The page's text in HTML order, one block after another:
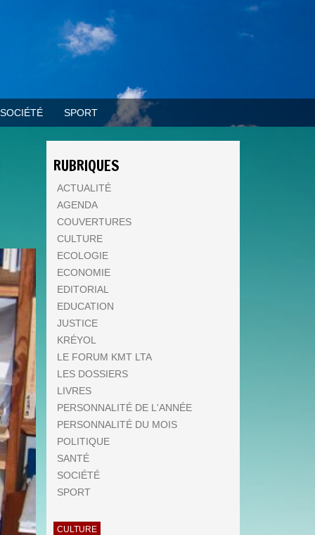
SOCIÉTÉ SPORT
RUBRIQUES
ACTUALITÉ
AGENDA
COUVERTURES
CULTURE
ECOLOGIE
ECONOMIE
EDITORIAL
EDUCATION
JUSTICE
KRÉYOL
LE FORUM KMT LTA
LES DOSSIERS
LIVRES
PERSONNALITÉ DE L'ANNÉE
PERSONNALITÉ DU MOIS
POLITIQUE
SANTÉ
SOCIÉTÉ
SPORT
CULTURE